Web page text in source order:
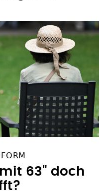
63" doch